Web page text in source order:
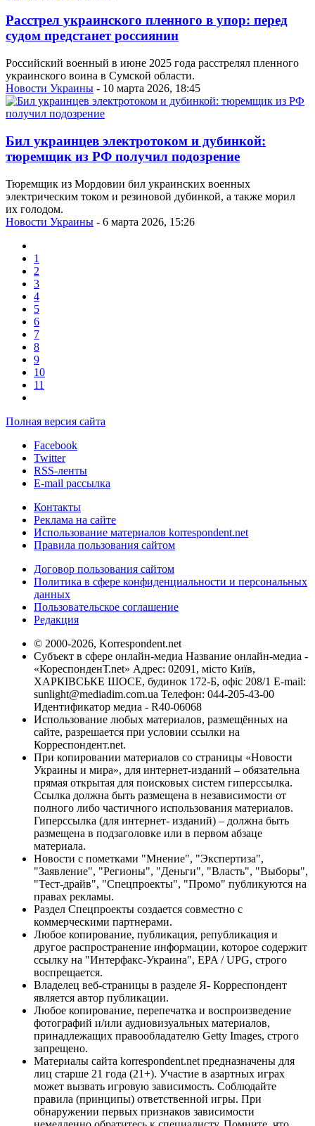
Расстрел украинского пленного в упор: перед
судом предстанет россиянин
Российский военный в июне 2025 года расстрелял пленного
украинского воина в Сумской области.
Новости Украины - 10 марта 2026, 18:45
Бил украинцев электротоком и дубинкой:
тюремщик из РФ получил подозрение
Тюремщик из Мордовии бил украинских военных
электрическим током и резиновой дубинкой, а также морил
их голодом.
Новости Украины - 6 марта 2026, 15:26
1
2
3
4
5
6
7
8
9
10
11
Полная версия сайта
Facebook
Twitter
RSS-ленты
E-mail рассылка
Контакты
Реклама на сайте
Использование материалов korrespondent.net
Правила пользования сайтом
Договор пользования сайтом
Политика в сфере конфиденциальности и персональных
данных
Пользовательское соглашение
Редакция
© 2000-2026, Korrespondent.net
Субъект в сфере онлайн-медиа Название онлайн-медиа -
«КореспонденТ.net» Адрес: 02091, місто Київ,
ХАРКІВСЬКЕ ШОСЕ, будинок 172-Б, офіс 208/1 E-mail:
sunlight@mediadim.com.ua Телефон: 044-205-43-00
Идентификатор медиа - R40-06068
Использование любых материалов, размещённых на
сайте, разрешается при условии ссылки на
Корреспондент.net.
При копировании материалов со страницы «Новости
Украины и мира», для интернет-изданий – обязательна
прямая открытая для поисковых систем гиперссылка.
Ссылка должна быть размещена в независимости от
полного либо частичного использования материалов.
Гиперссылка (для интернет- изданий) – должна быть
размещена в подзаголовке или в первом абзаце
материала.
Новости с пометками "Мнение", "Экспертиза",
"Заявление", "Регионы", "Деньги", "Власть", "Выборы",
"Тест-драйв", "Спецпроекты", "Промо" публикуются на
правах рекламы.
Раздел Спецпроекты создается совместно с
коммерческими партнерами.
Любое копирование, публикация, републикация и
другое распространение информации, которое содержит
ссылку на "Интерфакс-Украина", EPA / UPG, строго
воспрещается.
Владелец веб-страницы в разделе Я- Корреспондент
является автор публикации.
Любое копирование, перепечатка и воспроизведение
фотографий и/или аудиовизуальных материалов,
принадлежащих правообладателю Getty Images, строго
запрещено.
Материалы сайта korrespondent.net предназначены для
лиц старше 21 года (21+). Участие в азартных играх
может вызвать игровую зависимость. Соблюдайте
правила (принципы) ответственной игры. При
обнаружении первых признаков зависимости